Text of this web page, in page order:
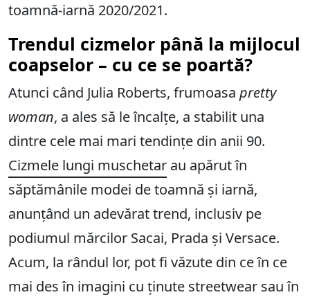
toamnă-iarnă 2020/2021.
Trendul cizmelor până la mijlocul
coapselor – cu ce se poartă?
Atunci când Julia Roberts, frumoasa pretty
woman, a ales să le încalțe, a stabilit una
dintre cele mai mari tendințe din anii 90.
Cizmele lungi muschetar au apărut în
săptămânile modei de toamnă și iarnă,
anunțând un adevărat trend, inclusiv pe
podiumul mărcilor Sacai, Prada și Versace.
Acum, la rândul lor, pot fi văzute din ce în ce
mai des în imagini cu ținute streetwear sau în